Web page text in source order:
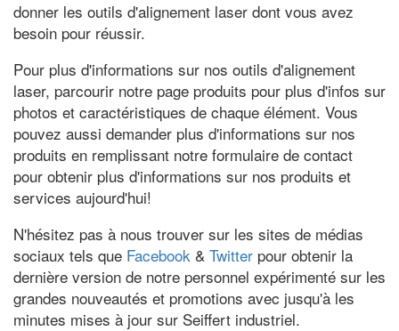
donner les outils d'alignement laser dont vous avez
besoin pour réussir.
Pour plus d'informations sur nos outils d'alignement
laser, parcourir notre page produits pour plus d'infos sur
photos et caractéristiques de chaque élément. Vous
pouvez aussi demander plus d'informations sur nos
produits en remplissant notre formulaire de contact
pour obtenir plus d'informations sur nos produits et
services aujourd'hui!
N'hésitez pas à nous trouver sur les sites de médias
sociaux tels que Facebook & Twitter pour obtenir la
dernière version de notre personnel expérimenté sur les
grandes nouveautés et promotions avec jusqu'à les
minutes mises à jour sur Seiffert industriel.